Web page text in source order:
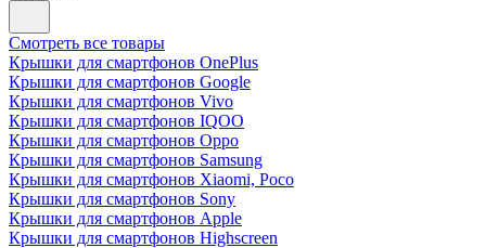
Смотреть все товары
Крышки для смартфонов OnePlus
Крышки для смартфонов Google
Крышки для смартфонов Vivo
Крышки для смартфонов IQOO
Крышки для смартфонов Oppo
Крышки для смартфонов Samsung
Крышки для смартфонов Xiaomi, Poco
Крышки для смартфонов Sony
Крышки для смартфонов Apple
Крышки для смартфонов Highscreen